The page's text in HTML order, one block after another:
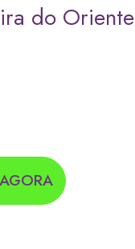
do Oriente